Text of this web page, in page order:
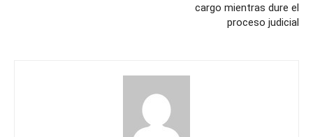
cargo mientras dure el
proceso judicial